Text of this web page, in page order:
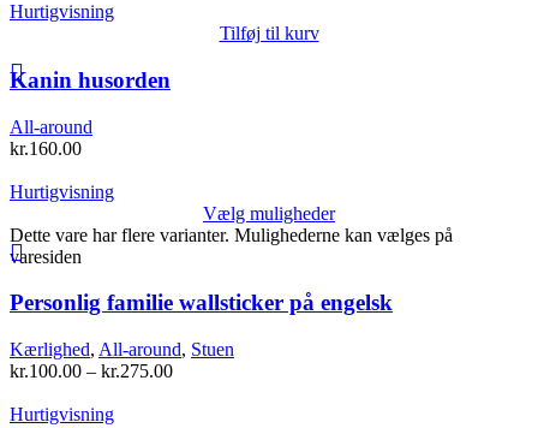
Hurtigvisning
Tilføj til kurv
Kanin husorden
All-around
kr.160.00
Hurtigvisning
Vælg muligheder
Dette vare har flere varianter. Mulighederne kan vælges på
varesiden
Personlig familie wallsticker på engelsk
Kærlighed, All-around, Stuen
kr.100.00 – kr.275.00
Hurtigvisning